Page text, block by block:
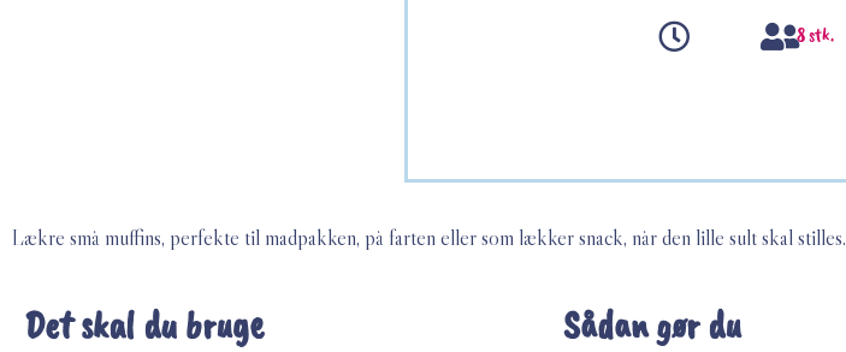
8 stk.
Lækre små muffins, perfekte til madpakken, på farten eller som lækker snack, når den lille sult skal stilles.
Det skal du bruge Sådan gør du